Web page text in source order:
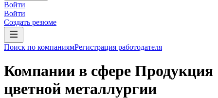
Войти
Войти
Создать резюме
Поиск по компаниямРегистрация работодателя
Компании в сфере Продукция
цветной металлургии